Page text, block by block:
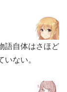
語自体はさほど
ない。